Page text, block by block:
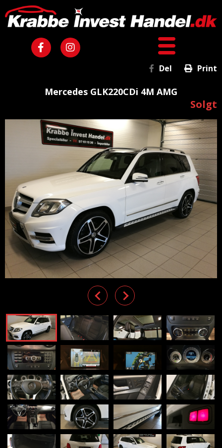
Del Print
Mercedes GLK220CDi 4M AMG
Solgt
Previous
Next